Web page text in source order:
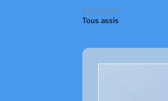
29/7/2023
Tous assis